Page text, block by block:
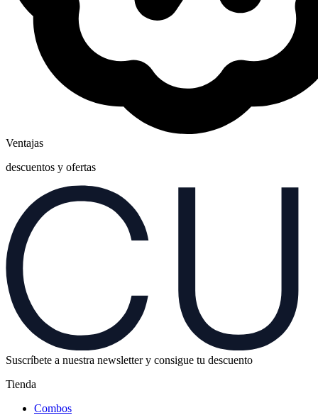
Ventajas
descuentos y ofertas
Suscríbete a nuestra newsletter y consigue tu descuento
Tienda
Combos